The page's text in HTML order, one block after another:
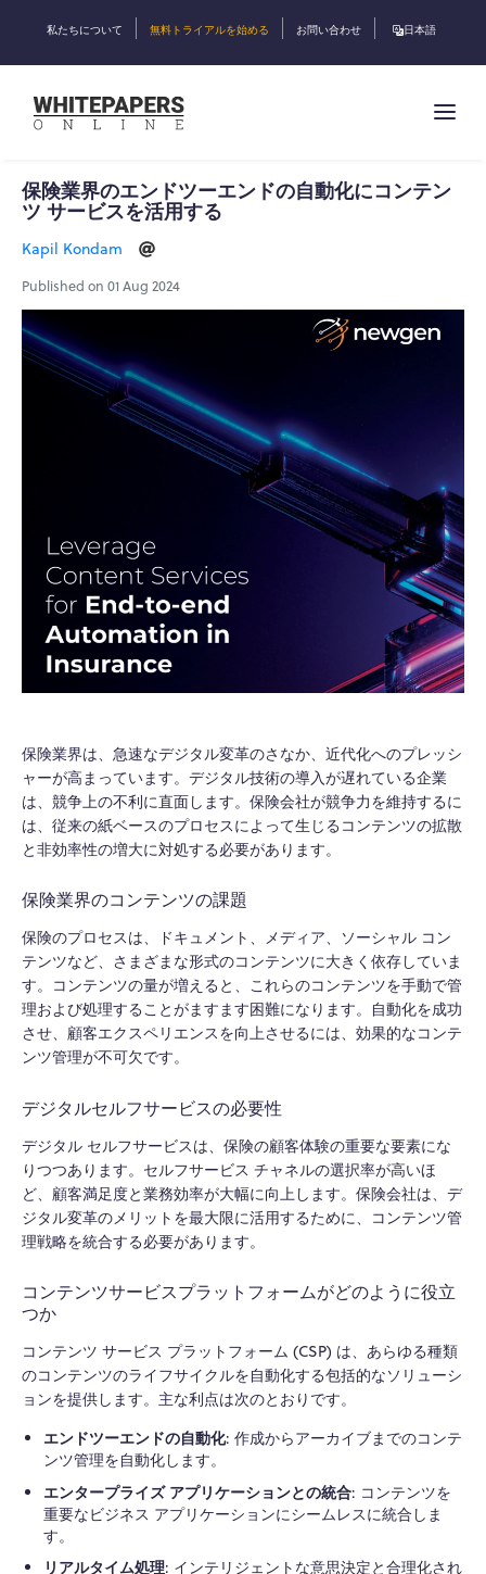
私たちについて 無料トライアルを始める お問い合わせ 日本語
保険業界のエンドツーエンドの自動化にコンテン
ツ サービスを活用する
Kapil Kondam
Published on 01 Aug 2024
保険業界は、急速なデジタル変革のさなか、近代化へのプレッシ
ャーが高まっています。デジタル技術の導入が遅れている企業
は、競争上の不利に直面します。保険会社が競争力を維持するに
は、従来の紙ベースのプロセスによって生じるコンテンツの拡散
と非効率性の増大に対処する必要があります。
保険業界のコンテンツの課題
保険のプロセスは、ドキュメント、メディア、ソーシャル コン
テンツなど、さまざまな形式のコンテンツに大きく依存していま
す。コンテンツの量が増えると、これらのコンテンツを手動で管
理および処理することがますます困難になります。自動化を成功
させ、顧客エクスペリエンスを向上させるには、効果的なコンテ
ンツ管理が不可欠です。
デジタルセルフサービスの必要性
デジタル セルフサービスは、保険の顧客体験の重要な要素にな
りつつあります。セルフサービス チャネルの選択率が高いほ
ど、顧客満足度と業務効率が大幅に向上します。保険会社は、デ
ジタル変革のメリットを最大限に活用するために、コンテンツ管
理戦略を統合する必要があります。
コンテンツサービスプラットフォームがどのように役立
つか
コンテンツ サービス プラットフォーム (CSP) は、あらゆる種類
のコンテンツのライフサイクルを自動化する包括的なソリューシ
ョンを提供します。主な利点は次のとおりです。
エンドツーエンドの自動化: 作成からアーカイブまでのコンテ
ンツ管理を自動化します。
エンタープライズ アプリケーションとの統合: コンテンツを
重要なビジネス アプリケーションにシームレスに統合しま
す。
リアルタイム処理: インテリジェントな意思決定と合理化され